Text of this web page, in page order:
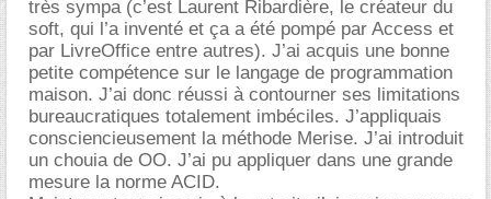
très sympa (c’est Laurent Ribardière, le créateur du
soft, qui l’a inventé et ça a été pompé par Access et
par LivreOffice entre autres). J’ai acquis une bonne
petite compétence sur le langage de programmation
maison. J’ai donc réussi à contourner ses limitations
bureaucratiques totalement imbéciles. J’appliquais
consciencieusement la méthode Merise. J’ai introduit
un chouia de OO. J’ai pu appliquer dans une grande
mesure la norme ACID.